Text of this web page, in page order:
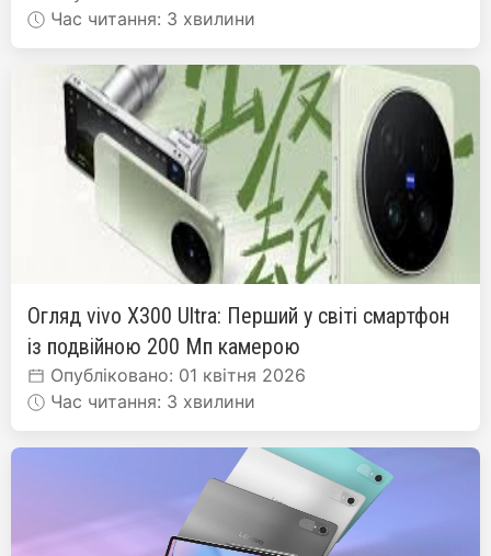
Час читання: 3 хвилини
Огляд vivo X300 Ultra: Перший у світі смартфон
із подвійною 200 Мп камерою
Опубліковано: 01 квітня 2026
Час читання: 3 хвилини